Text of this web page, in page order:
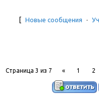
[ Новые сообщения ·
Страница3 из 7 « 1 2